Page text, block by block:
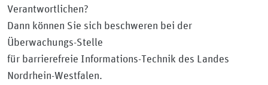
Verantwortlichen?
Dann können Sie sich beschweren bei der
Überwachungs-Stelle
für barrierefreie Informations-Technik des Landes
Nordrhein-Westfalen.